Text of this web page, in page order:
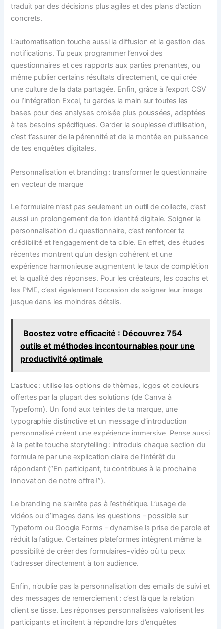
traduit par des décisions plus agiles et des plans d’action
concrets.
L’automatisation touche aussi la diffusion et la gestion des
notifications. Tu peux programmer l’envoi des
questionnaires et des rapports aux parties prenantes, ou
même publier certains résultats directement, ce qui crée
une culture de la data partagée. Enfin, grâce à l’export CSV
ou l’intégration Excel, tu gardes la main sur toutes les
bases pour des analyses croisée plus poussées, adaptées
à tes besoins spécifiques. Garder la souplesse d’utilisation,
c’est t’assurer de la pérennité et de la montée en puissance
de tes enquêtes digitales.
Personnalisation et branding : transformer le questionnaire
en vecteur de marque
Le formulaire n’est pas seulement un outil de collecte, c’est
aussi un prolongement de ton identité digitale. Soigner la
personnalisation du questionnaire, c’est renforcer ta
crédibilité et l’engagement de ta cible. En effet, des études
récentes montrent qu’un design cohérent et une
expérience harmonieuse augmentent le taux de complétion
et la qualité des réponses. Pour les créateurs, les coachs et
les PME, c’est également l’occasion de soigner leur image
jusque dans les moindres détails.
Boostez votre efficacité : Découvrez 754
outils et méthodes incontournables pour une
productivité optimale
L’astuce : utilise les options de thèmes, logos et couleurs
offertes par la plupart des solutions (de Canva à
Typeform). Un fond aux teintes de ta marque, une
typographie distinctive et un message d’introduction
personnalisé créent une expérience immersive. Pense aussi
à la petite touche storytelling : introduis chaque section du
formulaire par une explication claire de l’intérêt du
répondant (“En participant, tu contribues à la prochaine
innovation de notre offre !”).
Le branding ne s’arrête pas à l’esthétique. L’usage de
vidéos ou d’images dans les questions – possible sur
Typeform ou Google Forms – dynamise la prise de parole et
réduit la fatigue. Certaines plateformes intègrent même la
possibilité de créer des formulaires-vidéo où tu peux
t’adresser directement à ton audience.
Enfin, n’oublie pas la personnalisation des emails de suivi et
des messages de remerciement : c’est là que la relation
client se tisse. Les réponses personnalisées valorisent les
participants et incitent à répondre lors d’enquêtes